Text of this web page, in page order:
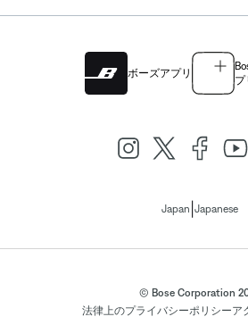
ボーズアプリ
プ
Japan Japanese
© Bose Corporation
法律上のプライバシーポリシーア